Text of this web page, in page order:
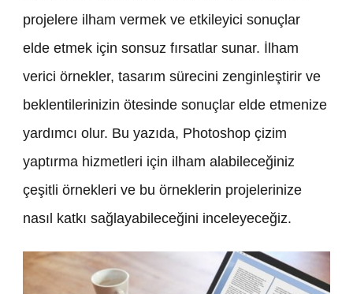
projelere ilham vermek ve etkileyici sonuçlar
elde etmek için sonsuz fırsatlar sunar. İlham
verici örnekler, tasarım sürecini zenginleştirir ve
beklentilerinizin ötesinde sonuçlar elde etmenize
yardımcı olur. Bu yazıda, Photoshop çizim
yaptırma hizmetleri için ilham alabileceğiniz
çeşitli örnekleri ve bu örneklerin projelerinize
nasıl katkı sağlayabileceğini inceleyeceğiz.